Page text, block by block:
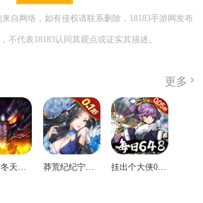
自网络，如有侵权请联系删除，18183手游网发布
不代表18183认同其观点或证实其描述。
更多
无尽寒冬天蛇新春送礼版 莽荒纪纪宁传奇0.1折送无限连抽版 挂出个大侠0.05折免单福利版